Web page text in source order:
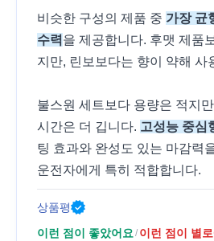
비슷한 구성의 제품 중 가장 균
수력 을 제공합니다. 후맷 제품
지만, 린보보다는 향이 약해 사
불스원 세트보다 용량은 적지
시간은 더 깁니다. 고성능 중심
팅 효과와 완성도 있는 마감력
운전자에게 특히 적합합니다.
상품평
이런 점이 좋았어요/ 이런 점이 별